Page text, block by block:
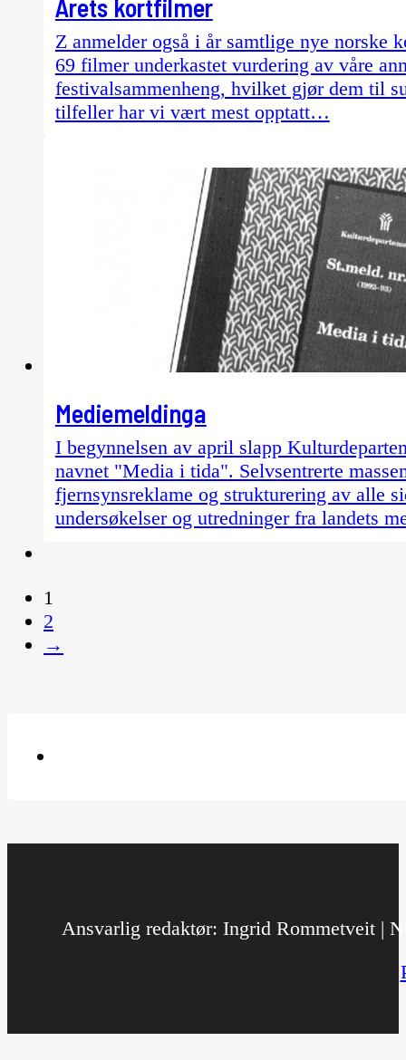
Årets kortfilmer
Z anmelder også i år samtlige nye
69 filmer underkastet vurdering av våre
festivalsammenheng, hvilket gjør dem til
tilfeller har vi vært mest opptatt…
Mediemeldinga
I begynnelsen av april slapp
navnet "Media i tida". Selvsentrerte
fjernsynsreklame og strukturering av alle
undersøkelser og utredninger fra landets
1
2
→
Ansvarlig redaktør: Ingrid Rommetveit |